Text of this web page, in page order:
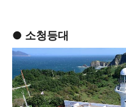
● 소청등대